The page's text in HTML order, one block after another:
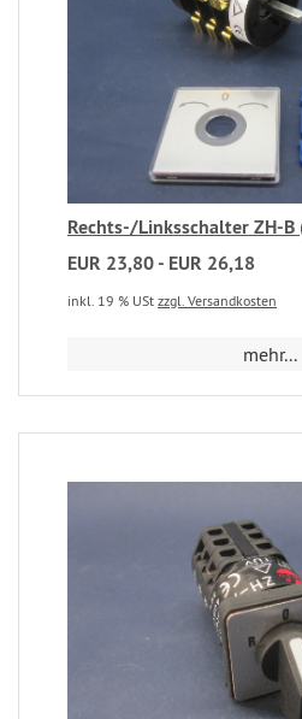
Rechts-/Linksschalter ZH-B
EUR 23,80 - EUR 26,18
inkl. 19 % USt zzgl. Versandkosten
mehr...